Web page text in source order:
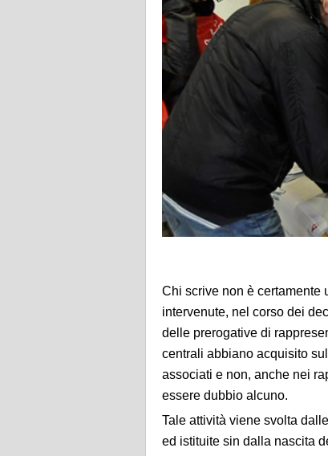
Chi scrive non è certamente
intervenute, nel corso dei
delle prerogative di
centrali abbiano acquisito
associati e non, anche nei
essere dubbio alcuno.
Tale attività viene svolta
ed istituite sin dalla nascita